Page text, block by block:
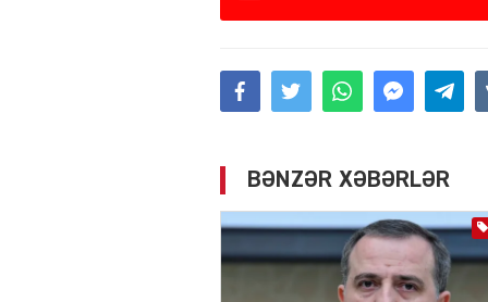
BƏNZƏR XƏBƏRLƏR